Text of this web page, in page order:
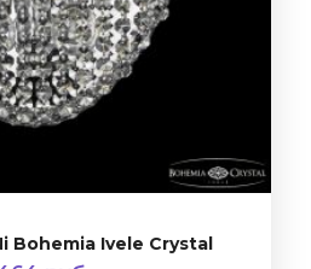
Bohemia Ivele Crystal